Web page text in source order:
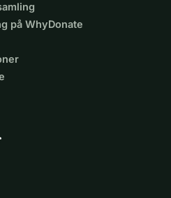
på WhyDonate